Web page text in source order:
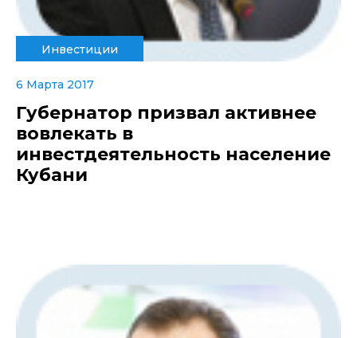
Инвестиции
6 Марта 2017
Губернатор призвал активнее
вовлекать в
инвестдеятельность население
Кубани